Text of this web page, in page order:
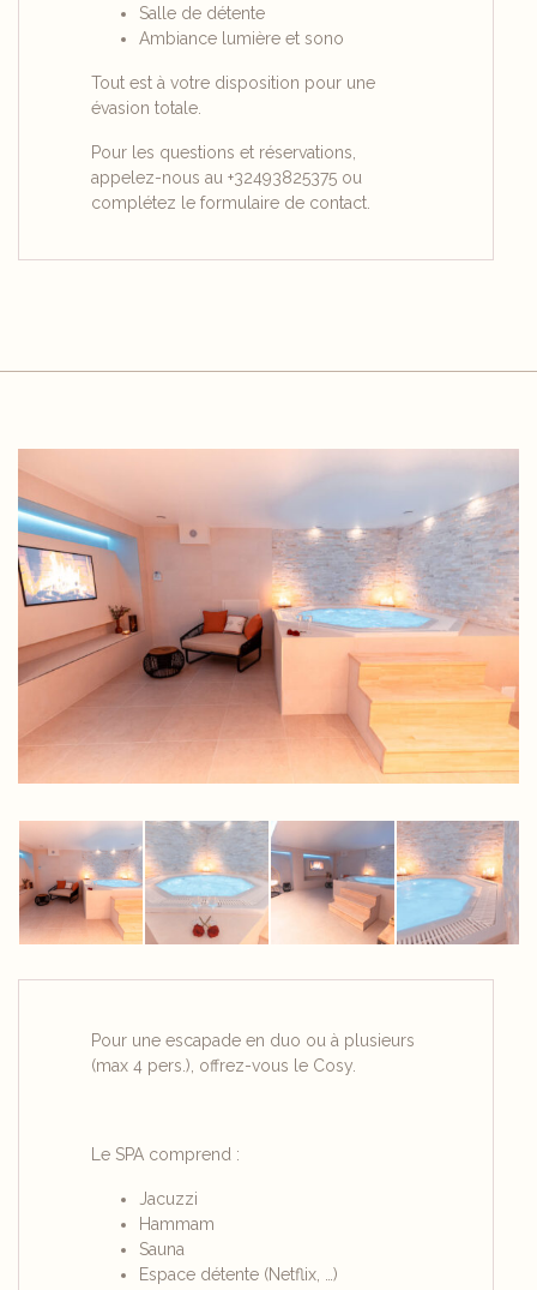
Salle de détente
Ambiance lumière et sono
Tout est à votre disposition pour une
évasion totale.
Pour les questions et réservations,
appelez-nous au +32493825375 ou
complétez le formulaire de contact.
Pour une escapade en duo ou à plusieurs
(max 4 pers.), offrez-vous le Cosy.
Le SPA comprend :
Jacuzzi
Hammam
Sauna
Espace détente (Netflix, …)